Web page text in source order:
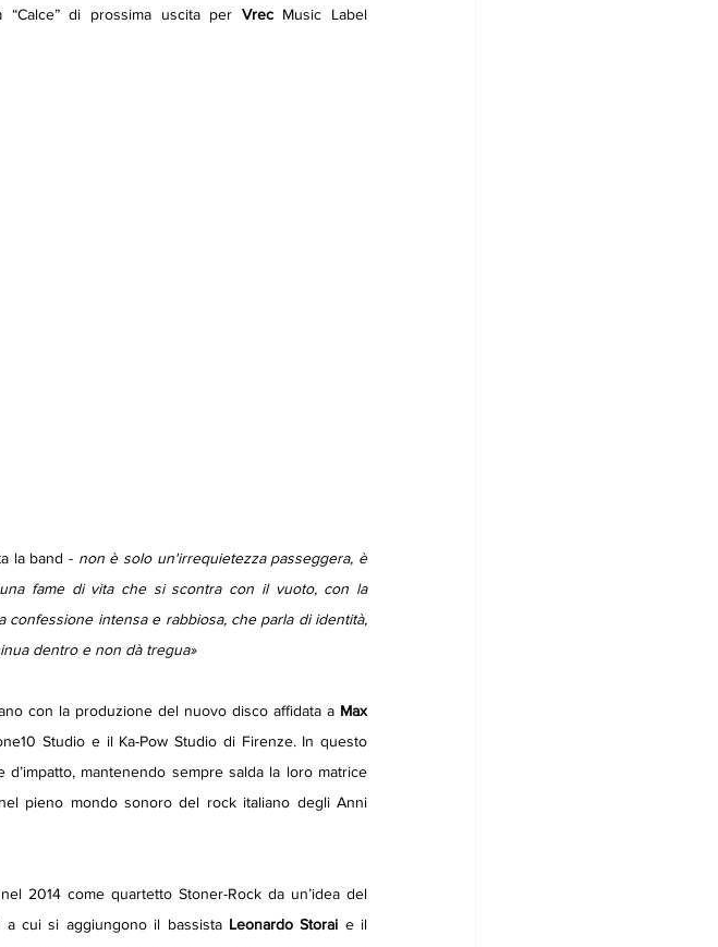
“Calce” di prossima uscita per Vrec Music Label
la band - non è solo un'irrequietezza passeggera, è
fame di vita che si scontra con il vuoto, con la
intensa e rabbiosa, che parla di identità,
dentro e non dà tregua»
con la produzione del nuovo disco affidata a Max
Studio e il Ka-Pow Studio di Firenze. In questo
mantenendo sempre salda la loro matrice
pieno mondo sonoro del rock italiano degli Anni
2014 come quartetto Stoner-Rock da un’idea del
a cui si aggiungono il bassista Leonardo Storai e il